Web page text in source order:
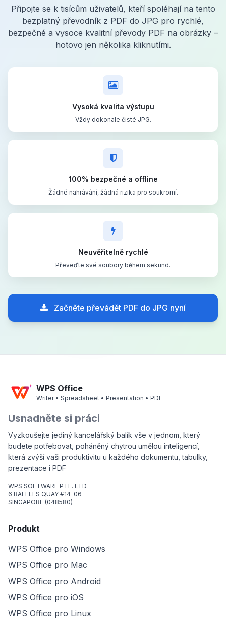
Připojte se k tisícům uživatelů, kteří spoléhají na tento
bezplatný převodník z PDF do JPG pro rychlé,
bezpečné a vysoce kvalitní převody PDF na obrázky –
hotovo jen několika kliknutími.
Vysoká kvalita výstupu
Vždy dokonale čisté JPG.
100% bezpečné a offline
Žádné nahrávání, žádná rizika pro soukromí.
Neuvěřitelně rychlé
Převeďte své soubory během sekund.
Začněte převádět PDF do JPG nyní
WPS Office
Writer • Spreadsheet • Presentation • PDF
Usnadněte si práci
Vyzkoušejte jediný kancelářský balík vše v jednom, který
budete potřebovat, poháněný chytrou umělou inteligencí,
která zvýší vaši produktivitu u každého dokumentu, tabulky,
prezentace i PDF
WPS SOFTWARE PTE. LTD.
6 RAFFLES QUAY #14-06
SINGAPORE (048580)
Produkt
WPS Office pro Windows
WPS Office pro Mac
WPS Office pro Android
WPS Office pro iOS
WPS Office pro Linux